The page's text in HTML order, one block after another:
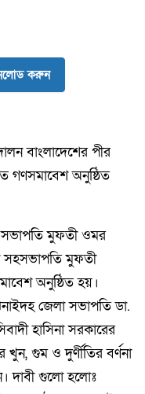
করুন
বাংলাদেশের পীর
গণসমাবেশ অনুষ্ঠিত
সভাপতি মুফতী ওমর
সহসভাপতি মুফতী
অনুষ্ঠিত হয়।
জেলা সভাপতি ডা.
হাসিনা সরকারের
গুম ও দুর্ণীতির বর্ণনা
দাবী গুলো হলোঃ